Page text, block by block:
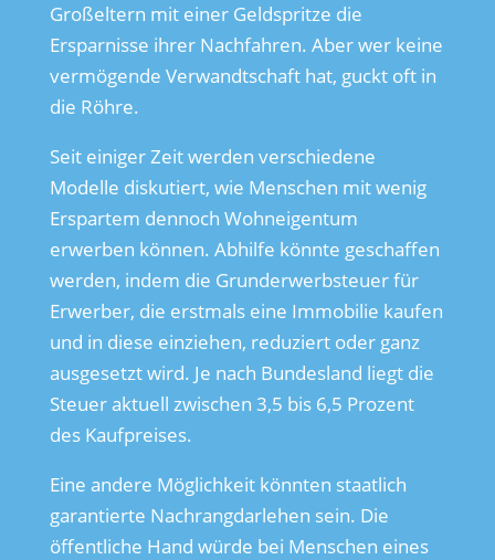
Großeltern mit einer Geldspritze die
Ersparnisse ihrer Nachfahren. Aber wer keine
vermögende Verwandtschaft hat, guckt oft in
die Röhre.
Seit einiger Zeit werden verschiedene
Modelle diskutiert, wie Menschen mit wenig
Erspartem dennoch Wohneigentum
erwerben können. Abhilfe könnte geschaffen
werden, indem die Grunderwerbsteuer für
Erwerber, die erstmals eine Immobilie kaufen
und in diese einziehen, reduziert oder ganz
ausgesetzt wird. Je nach Bundesland liegt die
Steuer aktuell zwischen 3,5 bis 6,5 Prozent
des Kaufpreises.
Eine andere Möglichkeit könnten staatlich
garantierte Nachrangdarlehen sein. Die
öffentliche Hand würde bei Menschen eines